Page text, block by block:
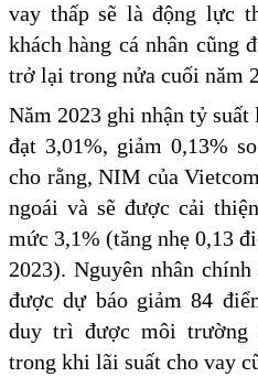
vay thấp sẽ là động lực
khách hàng cá nhân cũng
trở lại trong nửa cuối năm
Năm 2023 ghi nhận tỷ
đạt 3,01%, giảm 0,13%
cho rằng, NIM của
ngoái và sẽ được cải
mức 3,1% (tăng nhẹ 0,13
2023). Nguyên nhân
được dự báo giảm 84
duy trì được môi trường
trong khi lãi suất cho vay